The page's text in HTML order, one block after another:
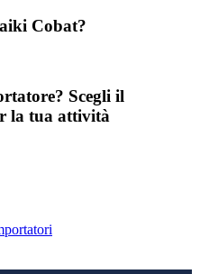
Cobat?
Scegli il
la tua attività